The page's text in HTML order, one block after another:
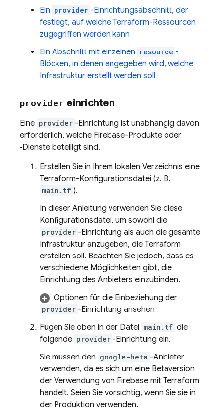
Ein provider -Einrichtungsabschnitt, der
festlegt, auf welche Terraform-Ressourcen
zugegriffen werden kann
Ein Abschnitt mit einzelnen resource -
Blöcken, in denen angegeben wird, welche
Infrastruktur erstellt werden soll
provider einrichten
Eine provider -Einrichtung ist unabhängig davon
erforderlich, welche Firebase-Produkte oder
‑Dienste beteiligt sind.
Erstellen Sie in Ihrem lokalen Verzeichnis eine
Terraform-Konfigurationsdatei (z. B.
main.tf ).
In dieser Anleitung verwenden Sie diese
Konfigurationsdatei, um sowohl die
provider -Einrichtung als auch die gesamte
Infrastruktur anzugeben, die Terraform
erstellen soll. Beachten Sie jedoch, dass es
verschiedene Möglichkeiten gibt, die
Einrichtung des Anbieters einzubinden.
Optionen für die Einbeziehung der
provider -Einrichtung ansehen
Fügen Sie oben in der Datei main.tf die
folgende provider -Einrichtung ein.
Sie müssen den google-beta -Anbieter
verwenden, da es sich um eine Betaversion
der Verwendung von Firebase mit Terraform
handelt. Seien Sie vorsichtig, wenn Sie sie in
der Produktion verwenden.